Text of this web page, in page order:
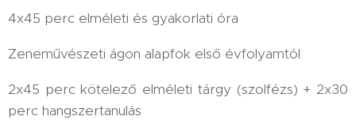
4x45 perc elméleti és gyakorlati óra
Zeneművészeti ágon alapfok első évfolyamtól:
2x45 perc kötelező elméleti tárgy (szolfézs) + 2x30
perc hangszertanulás